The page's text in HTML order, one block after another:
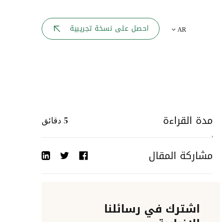
AR احصل على نسخة تجريبية
مدة القراءة 5 دقائق
مشاركة المقال
اشترك في رسائلنا
إلى